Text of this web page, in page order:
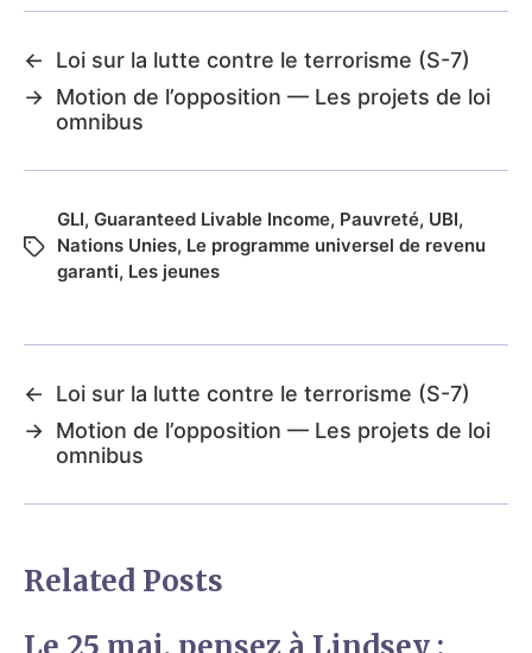
←
Loi sur la lutte contre le terrorisme (S-7)
→ Motion de l’opposition — Les projets de loi
omnibus
GLI, Guaranteed Livable Income, Pauvreté, UBI,
Nations Unies, Le programme universel de revenu
garanti, Les jeunes
←
Loi sur la lutte contre le terrorisme (S-7)
→ Motion de l’opposition — Les projets de loi
omnibus
Related Posts